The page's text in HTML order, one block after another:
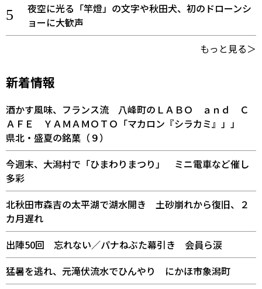
夜空に光る「竿燈」の文字や秋田犬、初のドローンシ
ョーに大歓声
もっと見る＞
新着情報
酒かす風味、フランス流 八峰町のＬＡＢＯ ａｎｄ Ｃ
ＡＦＥ ＹＡＭＡＭＯＴＯ「マカロン『シラカミ』」」
県北・盛夏の銘菓（９）
今週末、大潟村で「ひまわりまつり」 ミニ電車など催し
多彩
北秋田市森吉の太平湖で湖水開き 土砂崩れから復旧、２
カ月遅れ
出陣50回 忘れない／パナねぶた幕引き 会員ら涙
猛暑を逃れ、元滝伏流水でひんやり にかほ市象潟町